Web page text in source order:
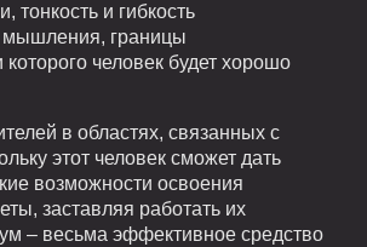
тонкость и гибкость
мышления, границы
которого человек будет хорошо
в областях, связанных с
этот человек сможет дать
возможности освоения
заставляя работать их
– весьма эффективное средство